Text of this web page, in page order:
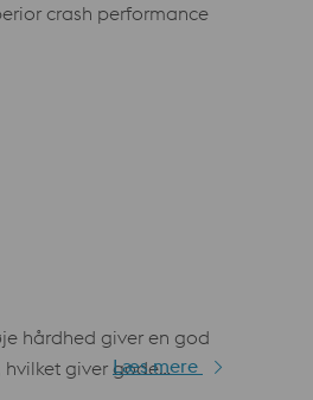
crash performance
hårdhed giver en god
giver gode
Læs mere